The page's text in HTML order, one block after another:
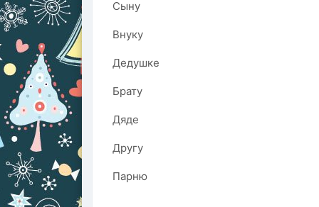
Сыну
Внуку
Дедушке
Брату
Дяде
Другу
Парню